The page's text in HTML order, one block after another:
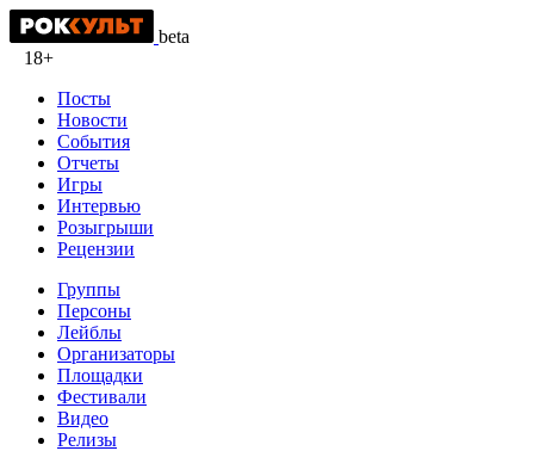
beta
18+
Посты
Новости
События
Отчеты
Игры
Интервью
Розыгрыши
Рецензии
Группы
Персоны
Лейблы
Организаторы
Площадки
Фестивали
Видео
Релизы